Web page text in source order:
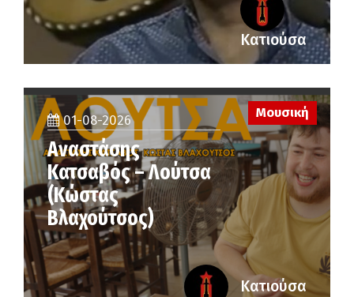
Κατιούσα
01-08-2026
Αναστάσης
Κατσαβός – Λούτσα
(Κώστας
Βλαχούτσος)
Μουσική
Κατιούσα